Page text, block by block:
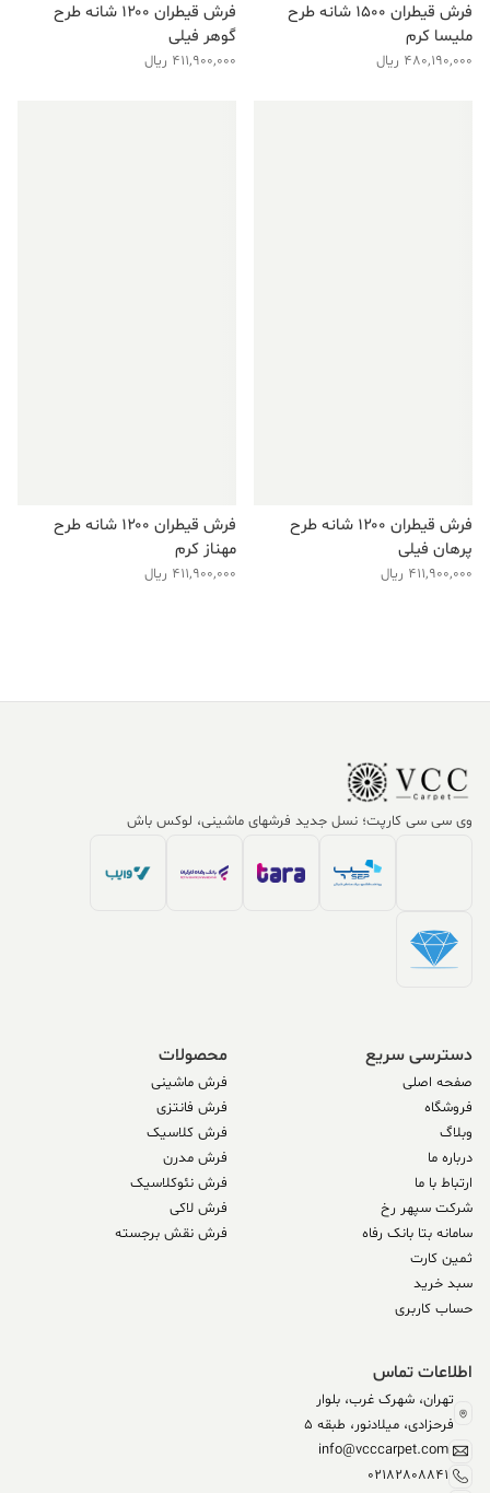
فرش قیطران ۱۵۰۰ شانه طرح
ملیسا کرم
480,190,000 ریال
فرش قیطران ۱۲۰۰ شانه طرح
گوهر فیلی
411,900,000 ریال
فرش قیطران ۱۲۰۰ شانه طرح
پرهان فیلی
411,900,000 ریال
فرش قیطران ۱۲۰۰ شانه طرح
مهناز کرم
411,900,000 ریال
وی سی سی کارپت؛ نسل جدید فرشهای ماشینی، لوکس باش
دسترسی سریع
صفحه اصلی
فروشگاه
وبلاگ
درباره ما
ارتباط با ما
شرکت سپهر رخ
سامانه بتا بانک رفاه
ثمین کارت
سبد خرید
حساب کاربری
محصولات
فرش ماشینی
فرش فانتزی
فرش کلاسیک
فرش مدرن
فرش نئوکلاسیک
فرش لاکی
فرش نقش برجسته
اطلاعات تماس
تهران، شهرک غرب، بلوار
فرحزادی، میلادنور، طبقه 5
info@vcccarpet.com
02182808841